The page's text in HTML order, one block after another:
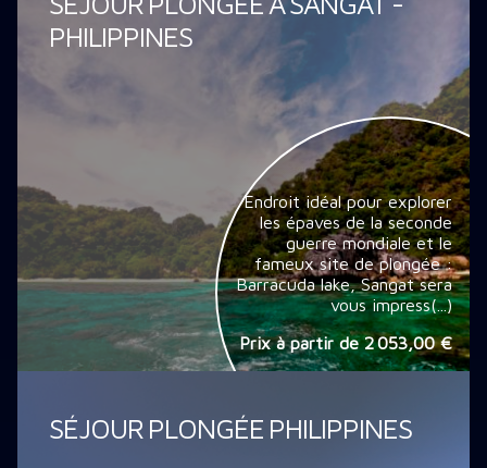
PHILIPPINES
Endroit idéal pour explorer
les épaves de la seconde
guerre mondiale et le
fameux site de plongée :
Barracuda lake, Sangat sera
vous impress(...)
Prix à partir de2 053,00 €
SÉJOUR PLONGÉE PHILIPPINES